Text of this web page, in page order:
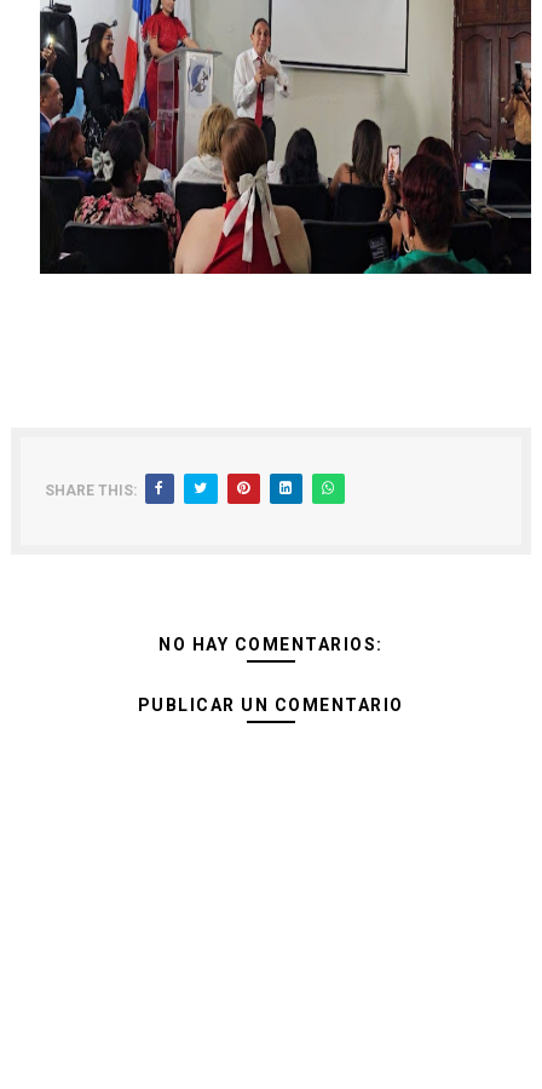
SHARE THIS:
NO HAY COMENTARIOS:
PUBLICAR UN COMENTARIO